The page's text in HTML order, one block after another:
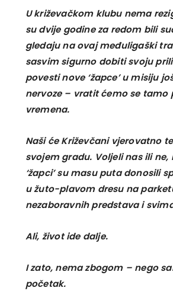
U križevačkom klubu nema
su dvije godine za redom bili
gledaju na ovaj međuligaški
sasvim sigurno dobiti svoju
povesti nove ‘žapce’ u misiju
nervoze – vratit ćemo se
vremena.
Naši će Križevčani vjerovatno
svojem gradu. Voljeli nas ili
‘žapci’ su masu puta donosili
u žuto-plavom dresu na
nezaboravnih predstava i
Ali, život ide dalje.
I zato, nema zbogom – nego
početak.